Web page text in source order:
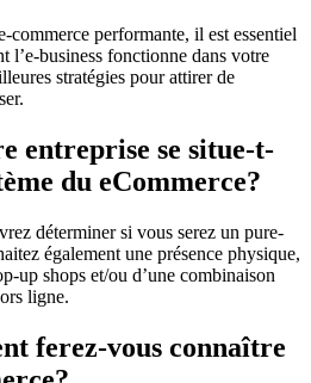
commerce performante, il est essentiel
l’e-business fonctionne dans votre
stratégies pour attirer de
entreprise se situe-t-
du eCommerce?
déterminer si vous serez un pure-
également une présence physique,
up shops et/ou d’une combinaison
ligne.
ferez-vous connaître